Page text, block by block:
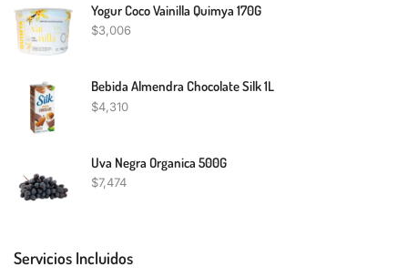
Yogur Coco Vainilla Quimya 170G
$3,006
Bebida Almendra Chocolate Silk 1L
$4,310
Uva Negra Organica 500G
$7,474
Servicios Incluidos